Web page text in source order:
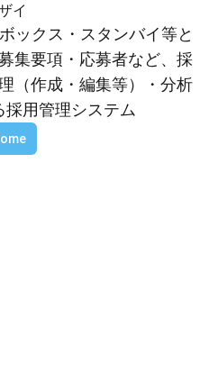
イ
ックス・スタンバイ等と
集要項・応募者など、採
（作成・編集等）・分析
採用管理システム